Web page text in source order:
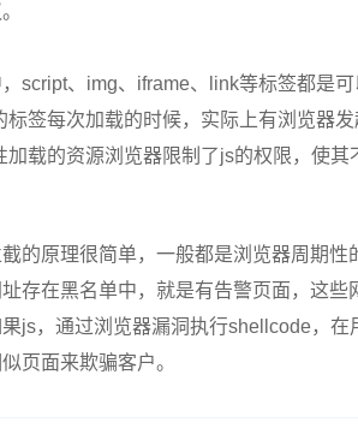
script、img、iframe、link等标签都是
标签每次加载的时候，实际上有浏览器
加载的资源浏览器限制了js的权限，使其
的原理很简单，一般都是浏览器周期
存在黑名单中，就是有告警页面，这
js，通过浏览器漏洞执行shellcode，
页面来欺骗客户。